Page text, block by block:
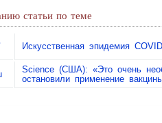
статьи по теме
Искусственная эпидемия
Science (США): «Это очень
остановили применение